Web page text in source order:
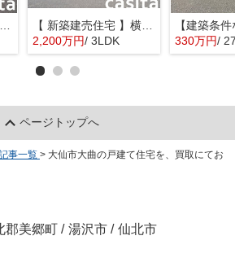
横手北小学校区のオール電化 4LDK
【 新築建売住宅 】横手市八幡字長者町No50 横手北小学校区のオール電化 3LDK
2,200万円/ 3LDK 330万円/
ページトップへ
事一覧 > 大仙市大曲の戸建て住宅を、買取にてお
郡美郷町 / 湯沢市 / 仙北市